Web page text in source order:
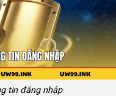
tin đăng nhập